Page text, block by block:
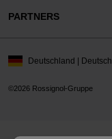
PARTNERS
©2026 Rossignol-Gruppe
Deutschland | Deutsch